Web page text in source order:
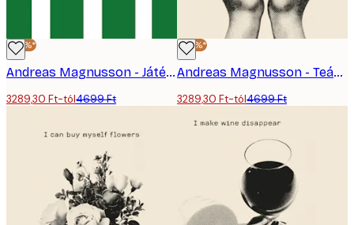
-30%*
Andreas Magnusson - Játékos Tejelő Tehén Poszter
3289,30 Ft-tól4699 Ft
-30%*
Andreas Magnusson - Teáscsészét Tartó Kezek Poszter
3289,30 Ft-tól4699 Ft